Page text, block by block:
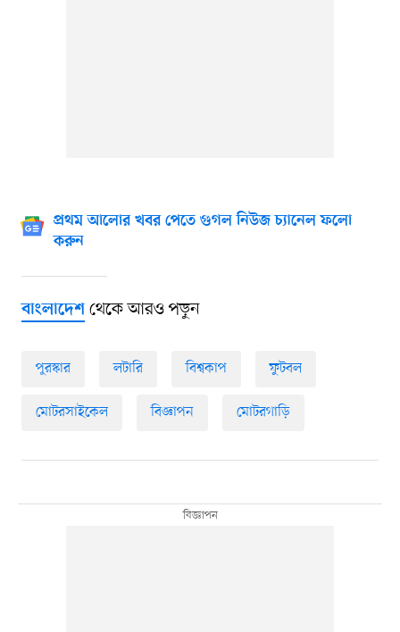
প্রথম আলোর খবর পেতে গুগল নিউজ চ্যানেল ফলো
করুন
বাংলাদেশথেকে আরও পড়ুন
পুরস্কার লটারি বিশ্বকাপ ফুটবল
মোটরসাইকেল বিজ্ঞাপন মোটরগাড়ি